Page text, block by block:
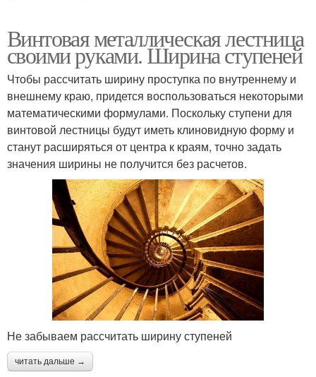
Винтовая металлическая лестница
своими руками. Ширина ступеней
Чтобы рассчитать ширину проступка по внутреннему и
внешнему краю, придется воспользоваться некоторыми
математическими формулами. Поскольку ступени для
винтовой лестницы будут иметь клиновидную форму и
станут расширяться от центра к краям, точно задать
значения ширины не получится без расчетов.
Не забываем рассчитать ширину ступеней
читать дальше →